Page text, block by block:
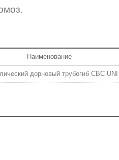
Наименование
дорновый трубогиб CBC